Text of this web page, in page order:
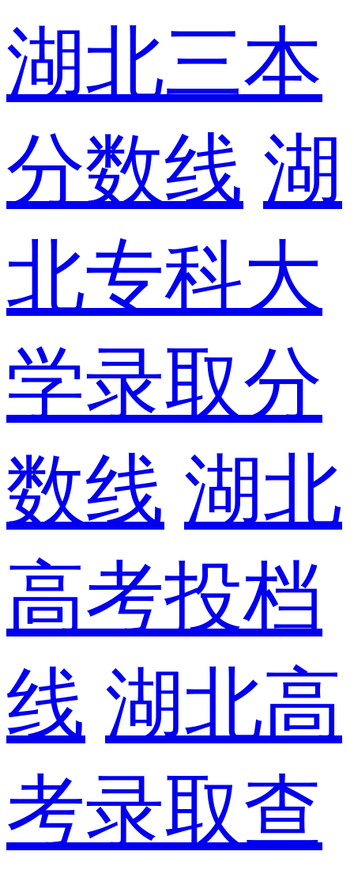
湖北三本
分数线 湖
北专科大
学录取分
数线 湖北
高考投档
线 湖北高
考录取查